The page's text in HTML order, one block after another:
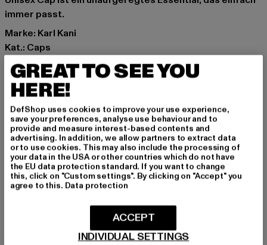
immer passt.
Marke: Karl Kani
Kat.: Caps
Farbe: grau
Hersteller Farbe: grey
Materialzusammensetzung: 100% Baumwolle
Art.Nr: PD00007504-00111
Hersteller: Urban Styles Agency GmbH & Co. KG |
agentur@urbanstylesagency.com
Schanzenstraße 41 | 51063 Köln | DE
GRÖSSE & PASSFORM
PFLEGEHINWEISE
GREAT TO SEE YOU
HERE!
DefShop uses cookies to improve your use experience,
save your preferences, analyse use behaviour and to
provide and measure interest-based contents and
advertising. In addition, we allow partners to extract data
or to use cookies. This may also include the processing of
your data in the USA or other countries which do not have
the EU data protection standard. If you want to change
this, click on "Custom settings". By clicking on "Accept" you
agree to this. Data protection
INDIVIDUAL SETTINGS
ACCEPT